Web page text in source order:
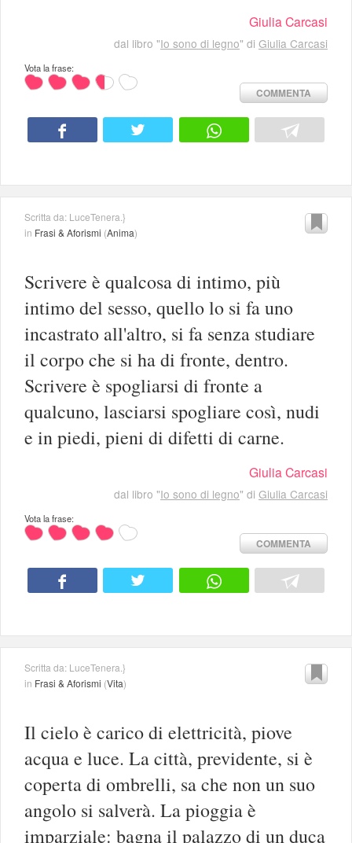
Giulia Carcasi
dal libro "Io sono di legno" di Giulia Carcasi
Vota la frase:
COMMENTA
Scritta da: LuceTenera.}
in Frasi & Aforismi (Anima)
Scrivere è qualcosa di intimo, più
intimo del sesso, quello lo si fa uno
incastrato all'altro, si fa senza studiare
il corpo che si ha di fronte, dentro.
Scrivere è spogliarsi di fronte a
qualcuno, lasciarsi spogliare così, nudi
e in piedi, pieni di difetti di carne.
Giulia Carcasi
dal libro "Io sono di legno" di Giulia Carcasi
Vota la frase:
COMMENTA
Scritta da: LuceTenera.}
in Frasi & Aforismi (Vita)
Il cielo è carico di elettricità, piove
acqua e luce. La città, previdente, si è
coperta di ombrelli, sa che non un suo
angolo si salverà. La pioggia è
imparziale: bagna il palazzo di un duca